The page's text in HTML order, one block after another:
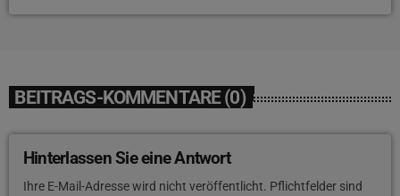
BEITRAGS-KOMMENTARE (0)
Hinterlassen Sie eine Antwort
Ihre E-Mail-Adresse wird nicht veröffentlicht. Pflichtfelder sind